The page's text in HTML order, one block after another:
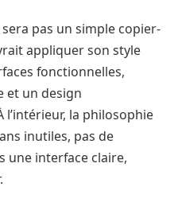
pas un simple copier-
appliquer son style
fonctionnelles,
et un design
la philosophie
inutiles, pas de
une interface claire,